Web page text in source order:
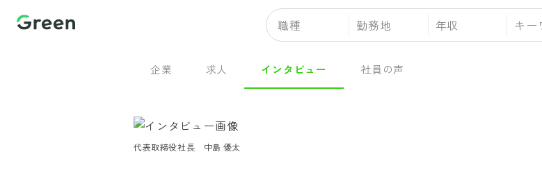
職種 勤務地 年収
企業 求人 インタビュー 社員の声
代表取締役社長　中島 優太